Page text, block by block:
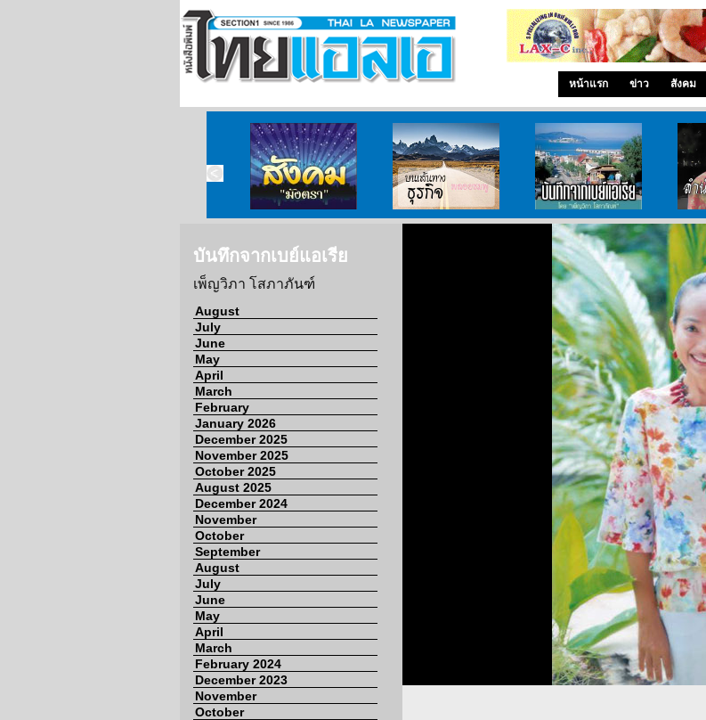
หน้าแรก ข่าว สังคม
สังคมมังตรา บนเส้นทางธุรกิจ บันทึกจากเบย์เอเรีย
บันทึกจากเบย์แอเรีย
เพ็ญวิภา โสภาภันฑ์
August
July
June
May
April
March
February
January 2026
December 2025
November 2025
October 2025
August 2025
December 2024
November
October
September
August
July
June
May
April
March
February 2024
December 2023
November
October